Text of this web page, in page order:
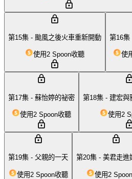
第15集 - 颱風之後火車重新開動
使用2 Spoon收聽
第16集
使
第17集 - 蘇怡婷的祕密
使用2 Spoon收聽
第18集 - 建宏與
使用2
第19集 - 父親的一天
使用2 Spoon收聽
第20集 - 美君走進
使用2